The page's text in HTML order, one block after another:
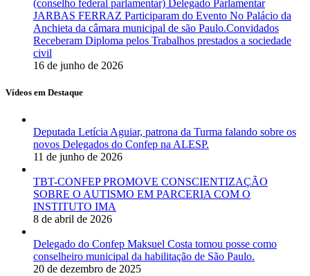
(conselho federal parlamentar) Delegado Parlamentar
JARBAS FERRAZ Participaram do Evento No Palácio da
Anchieta da câmara municipal de são Paulo.Convidados
Receberam Diploma pelos Trabalhos prestados a sociedade
civil
16 de junho de 2026
Vídeos em Destaque
Deputada Letícia Aguiar, patrona da Turma falando sobre os
novos Delegados do Confep na ALESP.
11 de junho de 2026
TBT-CONFEP PROMOVE CONSCIENTIZAÇÃO
SOBRE O AUTISMO EM PARCERIA COM O
INSTITUTO IMA
8 de abril de 2026
Delegado do Confep Maksuel Costa tomou posse como
conselheiro municipal da habilitação de São Paulo.
20 de dezembro de 2025